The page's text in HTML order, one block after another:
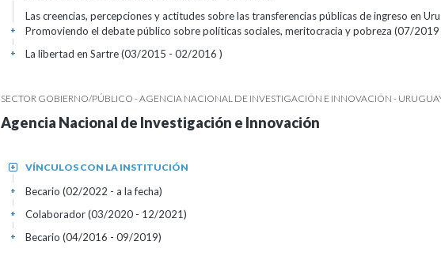
Las creencias, percepciones y actitudes sobre las transferencias públicas de ingreso en
Promoviendo el debate público sobre políticas sociales, meritocracia y pobreza (07/
+
La libertad en Sartre (03/2015 - 02/2016 )
+
SECTOR GOBIERNO/PÚBLICO - AGENCIA NACIONAL DE INVESTIGACIÓN E INNOVACIÓN -
Agencia Nacional de Investigación e Innovación
VÍNCULOS CON LA INSTITUCIÓN
+
Becario (02/2022 - a la fecha)
+
Colaborador (03/2020 - 12/2021)
+
Becario (04/2016 - 09/2019)
+